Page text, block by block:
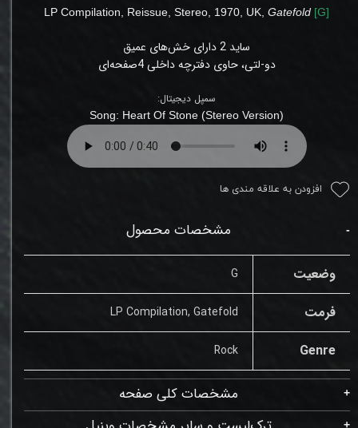
LP Compilation, Reissue, Stereo, 1970, UK,Gatefold [G]
ساید 2 دارای خش‌های عمیق
دو-لتی، حاوی دفترچه داخلی 4صفحه‌ای
سمپل دیجیتال:
Song: Heart Of Stone (Stereo Version)
افزودن به علاقه مندی ها
مشخصات محصول
وضعیت G
فرمت LP Compilation, Gatefold
Genre
Rock
مشخصات کلی صفحه